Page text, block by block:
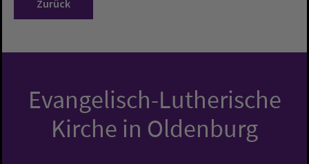
Zurück
Evangelisch-Lutherische
Kirche in Oldenburg